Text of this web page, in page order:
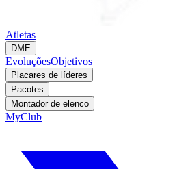
Atletas
DME
EvoluçõesObjetivos
Placares de líderes
Pacotes
Montador de elenco
MyClub